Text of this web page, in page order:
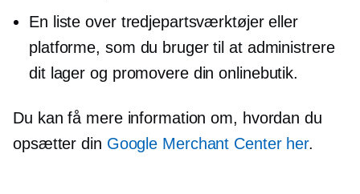
En liste over tredjepartsværktøjer eller
platforme, som du bruger til at administrere
dit lager og promovere din onlinebutik.
Du kan få mere information om, hvordan du
opsætter din Google Merchant Center her.